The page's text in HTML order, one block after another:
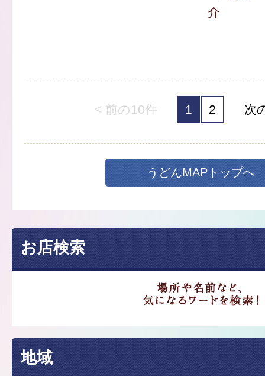
介
< 前の10件 1 2 次
うどんMAPトップへ
お店検索
地域